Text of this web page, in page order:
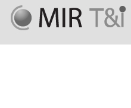
장
마
사
출